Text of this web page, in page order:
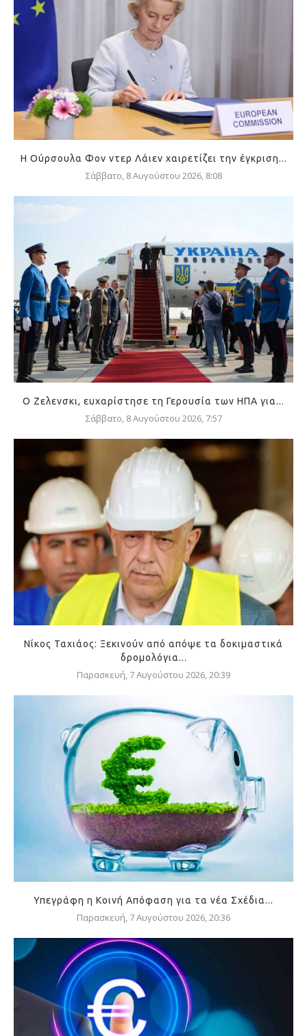
Η Ούρσουλα Φον ντερ Λάιεν χαιρετίζει την έγκριση...
Σάββατο, 8 Αυγούστου 2026, 8:08
Ο Ζελενσκι, ευχαρίστησε τη Γερουσία των ΗΠΑ για...
Σάββατο, 8 Αυγούστου 2026, 7:57
Νίκος Ταχιάος: Ξεκινούν από απόψε τα δοκιμαστικά
δρομολόγια...
Παρασκευή, 7 Αυγούστου 2026, 20:39
Υπεγράφη η Κοινή Απόφαση για τα νέα Σχέδια...
Παρασκευή, 7 Αυγούστου 2026, 20:36